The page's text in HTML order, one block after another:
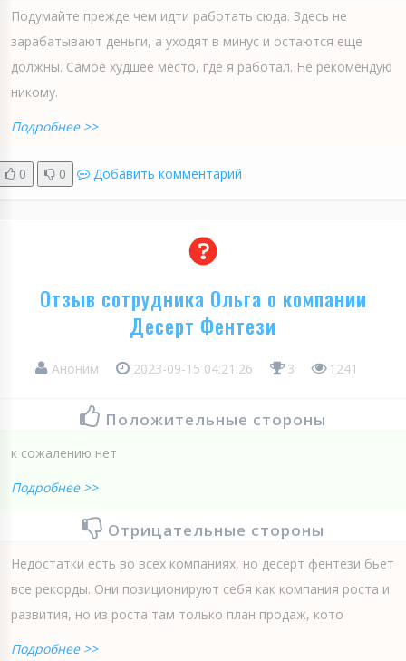
Подумайте прежде чем идти работать сюда. Здесь не
зарабатывают деньги, а уходят в минус и остаются еще
должны. Самое худшее место, где я работал. Не рекомендую
никому.
Подробнее >>
0 0 Добавить комментарий
Отзыв сотрудника Ольга о компании
Десерт Фентези
Аноним 2023-09-15 04:21:26 3 1241
Положительные стороны
к сожалению нет
Подробнее >>
Отрицательные стороны
Недостатки есть во всех компаниях, но десерт фентези бьет
все рекорды. Они позиционируют себя как компания роста и
развития, но из роста там только план продаж, кото
Подробнее >>